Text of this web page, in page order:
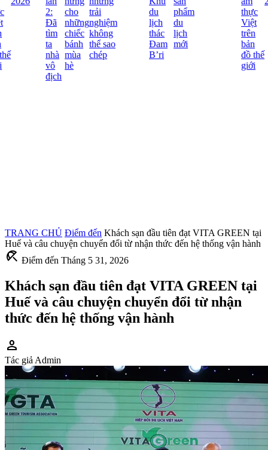
2:
Đã
tìm
ta
nhà
vô
địch
cho
những
chiếc
bánh
mùa
hè
trải
nghiệm
không
thể sao
chép
du
lịch
thác
Đam
B’ri
phẩm
du
lịch
mới
thực
Việt
trên
bản
đồ thế
giới
TRANG CHỦ Điểm đến Khách sạn đầu tiên đạt VITA GREEN tại
Huế và câu chuyện chuyển đổi từ nhận thức đến hệ thống vận hành
beach_access Điểm đến Tháng 5 31, 2026
Khách sạn đầu tiên đạt VITA GREEN tại
Huế và câu chuyện chuyển đổi từ nhận
thức đến hệ thống vận hành
person
Tác giả Admin